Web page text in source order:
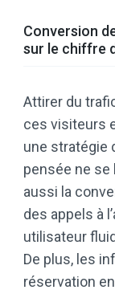
Conversion
sur le chiffre
Attirer du
ces visiteurs
une stratégie
pensée ne se
aussi la
des appels à
utilisateur
De plus, les
réservation